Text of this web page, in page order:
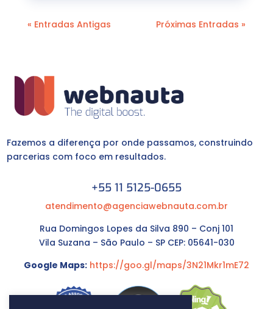
« Entradas Antigas Próximas Entradas »
Fazemos a diferença por onde passamos, construindo
parcerias com foco em resultados.
+55 11 5125-0655
atendimento@agenciawebnauta.com.br
Rua Domingos Lopes da Silva 890 – Conj 101
Vila Suzana – São Paulo – SP CEP: 05641-030
Google Maps: https://goo.gl/maps/3N21Mkr1mE72